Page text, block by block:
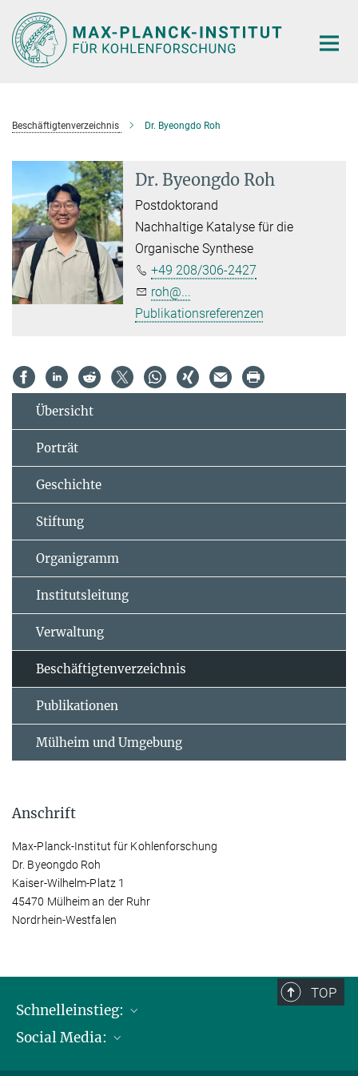
Hauptinhalt
Beschäftigtenverzeichnis Dr. Byeongdo Roh
Dr. Byeongdo Roh
Postdoktorand
Nachhaltige Katalyse für die
Organische Synthese
+49 208/306-2427
roh@...
Publikationsreferenzen
Übersicht
Porträt
Geschichte
Stiftung
Organigramm
Institutsleitung
Verwaltung
Beschäftigtenverzeichnis
Publikationen
Mülheim und Umgebung
Anschrift
Max-Planck-Institut für Kohlenforschung
Dr. Byeongdo Roh
Kaiser-Wilhelm-Platz 1
45470 Mülheim an der Ruhr
Nordrhein-Westfalen
TOP
Schnelleinstieg:
Publikationen
Social Media: